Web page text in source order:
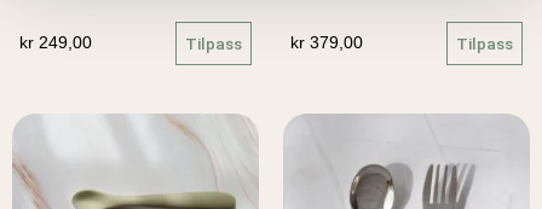
kr 249,00 Tilpass kr 379,00 Tilpass